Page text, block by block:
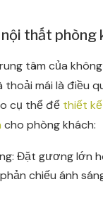
thất phòng
tâm của
thoải mái là điều
cụ thể để thiết
cho phòng khách:
Đặt gương lớn
chiếu ánh